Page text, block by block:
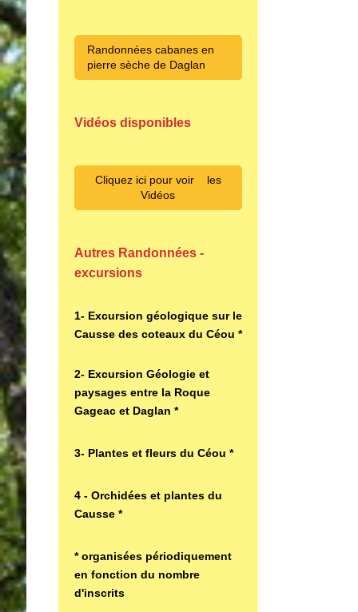
Randonnées cabanes en
pierre sèche de Daglan
Vidéos disponibles
Cliquez ici pour voir les
Vidéos
Autres Randonnées -
excursions
1- Excursion géologique sur le
Causse des coteaux du Céou *
2- Excursion Géologie et
paysages entre la Roque
Gageac et Daglan *
3- Plantes et fleurs du Céou *
4 - Orchidées et plantes du
Causse *
* organisées périodiquement
en fonction du nombre
d'inscrits